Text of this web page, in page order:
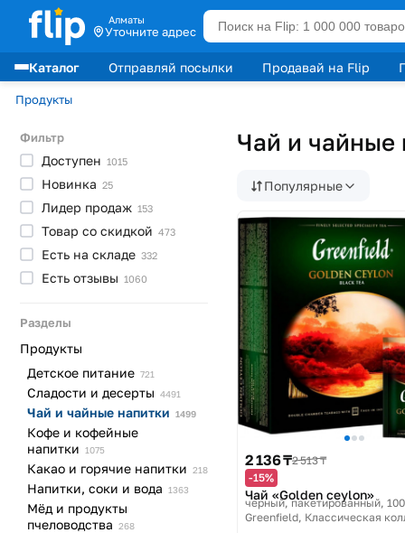
Алматы
Уточните адрес
Каталог Отправляй посылки Продавай на Flip
Продукты
Фильтр
Доступен 1015
Новинка 25
Лидер продаж 153
Товар со скидкой 473
Есть на складе 332
Есть отзывы 1060
Разделы
Продукты
Детское питание 721
Сладости и десерты 4491
Чай и чайные напитки 1499
Кофе и кофейные
напитки 1075
Какао и горячие напитки 218
Напитки, соки и вода 1363
Мёд и продукты
пчеловодства 268
Чай и чайные
Популярные
2 136 ₸2 513 ₸
-15%
Чай «Golden ceylon»
черный, пакетированный,
Greenfield, Классическая